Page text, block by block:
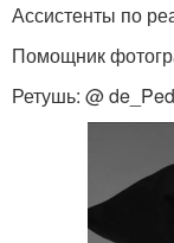
Ассистенты по
Помощник
Ретушь: @